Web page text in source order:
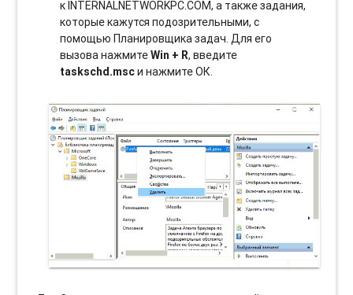
к INTERNALNETWORKPC.COM, а также задания,
которые кажутся подозрительными, с
помощью Планировщика задач. Для его
вызова нажмитеWin + R, введите
taskschd.mscи нажмите ОК.